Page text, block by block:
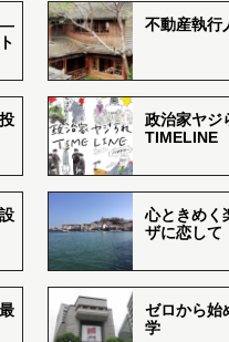
―
不動産執行
政治家ヤジ
TIMELINE
心ときめく
ザに恋して
ゼロから始
学